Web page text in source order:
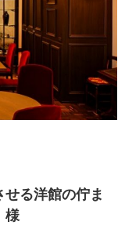
せる洋館の佇ま
様